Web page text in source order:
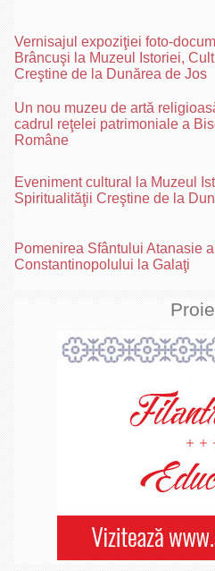
Vernisajul expoziţiei foto-
Brâncuşi la Muzeul Istoriei,
Creştine de la Dunărea de Jos
Un nou muzeu de artă
cadrul reţelei patrimoniale a
Române
Eveniment cultural la Muzeul
Spiritualităţii Creştine de la
Pomenirea Sfântului Atanasie
Constantinopolului la Galaţi